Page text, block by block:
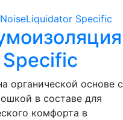
органической основе с
в составе для
комфорта в